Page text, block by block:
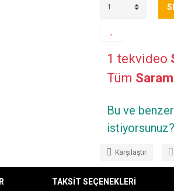
1 tekvideo
Tüm
Bu ve
Karşılaştır
TAKSİT SEÇENEKLERİ